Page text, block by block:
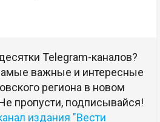
Telegram-каналов?
важные и интересные
региона в новом
пропусти, подписывайся!
издания "Вести